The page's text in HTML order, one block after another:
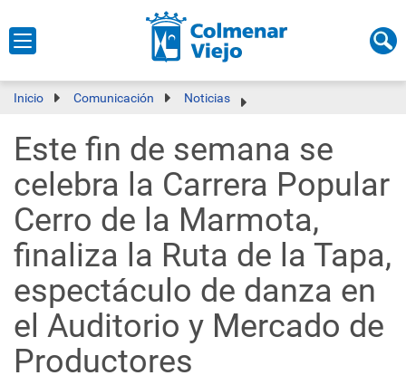
Inicio Comunicación Noticias
Este fin de semana se
celebra la Carrera Popular
Cerro de la Marmota,
finaliza la Ruta de la Tapa,
espectáculo de danza en
el Auditorio y Mercado de
Productores